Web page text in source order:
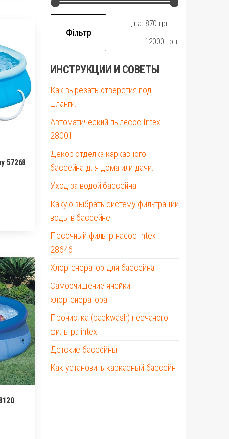
57268
Фільтр
Ціна: 870 грн. —
12000 грн.
ИНСТРУКЦИИ И СОВЕТЫ
Как вырезать отверстия под
шланги.
Автоматический пылесос Intex
28001
Декор отделка каркасного
бассейна для дома или дачи.
Уход за водой бассейна
Какую выбрать систему фильтрации
воды в бассейне
Песочный фильтр-насос Intex
28646
Хлоргенератор для бассейна
Самоочищение ячейки
хлоргенератора
Прочистка (backwash) песчаного
фильтра intex
Детские бассейны
Как установить каркасный бассейн